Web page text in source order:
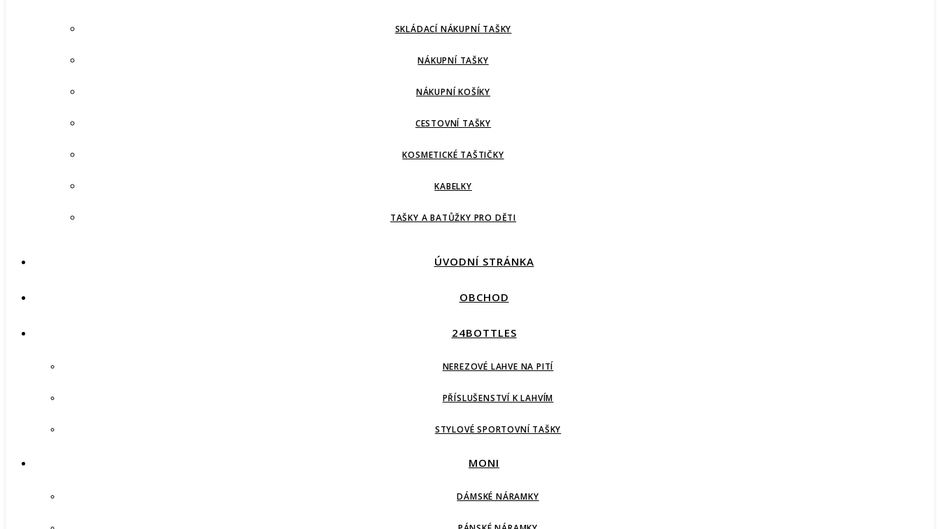
SKLÁDACÍ NÁKUPNÍ TAŠKY
NÁKUPNÍ TAŠKY
NÁKUPNÍ KOŠÍKY
CESTOVNÍ TAŠKY
KOSMETICKÉ TAŠTIČKY
KABELKY
TAŠKY A BATŮŽKY PRO DĚTI
ÚVODNÍ STRÁNKA
OBCHOD
24BOTTLES
NEREZOVÉ LAHVE NA PITÍ
PŘÍSLUŠENSTVÍ K LAHVÍM
STYLOVÉ SPORTOVNÍ TAŠKY
MONI
DÁMSKÉ NÁRAMKY